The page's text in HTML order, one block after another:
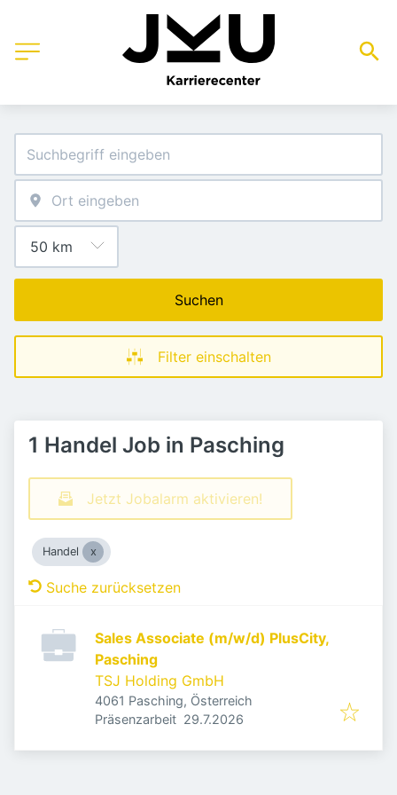
Suchen
Filter einschalten
1 Handel Job in Pasching
Jetzt Jobalarm aktivieren!
Handel
Suche zurücksetzen
Sales Associate (m/w/d) PlusCity,
Pasching
TSJ Holding GmbH
4061 Pasching, Österreich
Präsenzarbeit Veröffentlicht
29.7.2026